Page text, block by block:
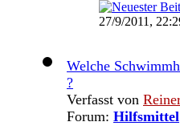
27/9/2011,
Welche
?
Verfasst von
Forum: Hilfsmittel